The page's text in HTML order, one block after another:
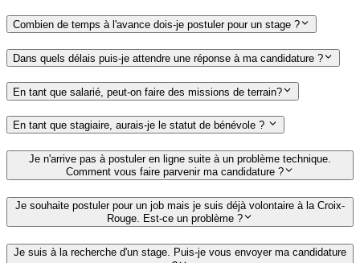
Combien de temps à l'avance dois-je postuler pour un stage ?
Dans quels délais puis-je attendre une réponse à ma candidature ?
En tant que salarié, peut-on faire des missions de terrain?
En tant que stagiaire, aurais-je le statut de bénévole ?
Je n'arrive pas à postuler en ligne suite à un problème technique.
Comment vous faire parvenir ma candidature ?
Je souhaite postuler pour un job mais je suis déjà volontaire à la Croix-
Rouge. Est-ce un problème ?
Je suis à la recherche d'un stage. Puis-je vous envoyer ma candidature